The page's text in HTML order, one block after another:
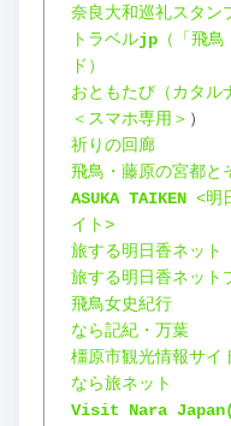
奈良大和巡礼スタン
トラベルjp （「飛
ド）
おともたび（カタル
＜スマホ専用＞ ）
祈りの回廊
飛鳥・藤原の宮都と
ASUKA TAIKEN <明
イト>
旅する明日香ネット
旅する明日香ネット
飛鳥女史紀行
なら記紀・万葉
橿原市観光情報サイ
なら旅ネット
Visit Nara